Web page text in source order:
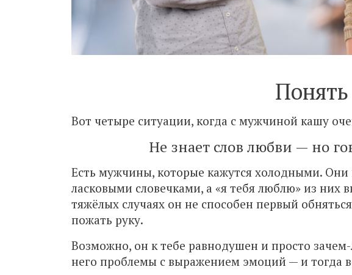
Понять
Вот четыре ситуации, когда с мужчиной кашу
Не знает слов любви — но
Есть мужчины, которые кажутся холодными.
ласковыми словечками, а «я тебя люблю» из
тяжёлых случаях он не способен первый
пожать руку.
Возможно, он к тебе равнодушен и просто
него проблемы с выражением эмоций — и тогда